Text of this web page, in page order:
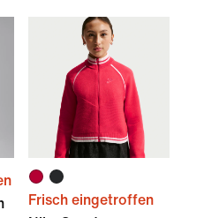
Frisch eingetroffen